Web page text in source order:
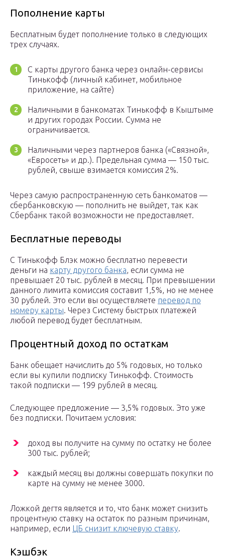
Пополнение карты
Бесплатным будет пополнение только в следующих
трех случаях.
С карты другого банка через онлайн-сервисы
Тинькофф (личный кабинет, мобильное
приложение, на сайте)
Наличными в банкоматах Тинькофф в Кыштыме
и других городах России. Сумма не
ограничивается.
Наличными через партнеров банка («Связной»,
«Евросеть» и др.). Предельная сумма — 150 тыс.
рублей, свыше взимается комиссия 2%.
Через самую распространенную сеть банкоматов —
сбербанковскую — пополнить не выйдет, так как
Сбербанк такой возможности не предоставляет.
Бесплатные переводы
С Тинькофф Блэк можно бесплатно перевести
деньги на карту другого банка, если сумма не
превышает 20 тыс. рублей в месяц. При превышении
данного лимита комиссия составит 1,5%, но не менее
30 рублей. Это если вы осуществляете перевод по
номеру карты. Через Систему быстрых платежей
любой перевод будет бесплатным.
Процентный доход по остаткам
Банк обещает начислить до 5% годовых, но только
если вы купили подписку Тинькофф. Стоимость
такой подписки — 199 рублей в месяц.
Следующее предложение — 3,5% годовых. Это уже
без подписки. Почитаем условия:
доход вы получите на сумму по остатку не более
300 тыс. рублей;
каждый месяц вы должны совершать покупки по
карте на сумму не менее 3000.
Ложкой дегтя является и то, что банк может снизить
процентную ставку на остаток по разным причинам,
например, если ЦБ снизит ключевую ставку.
Кэшбэк